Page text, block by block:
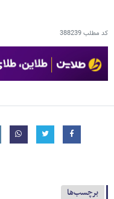
کد مطلب388239
برچسب‌ها